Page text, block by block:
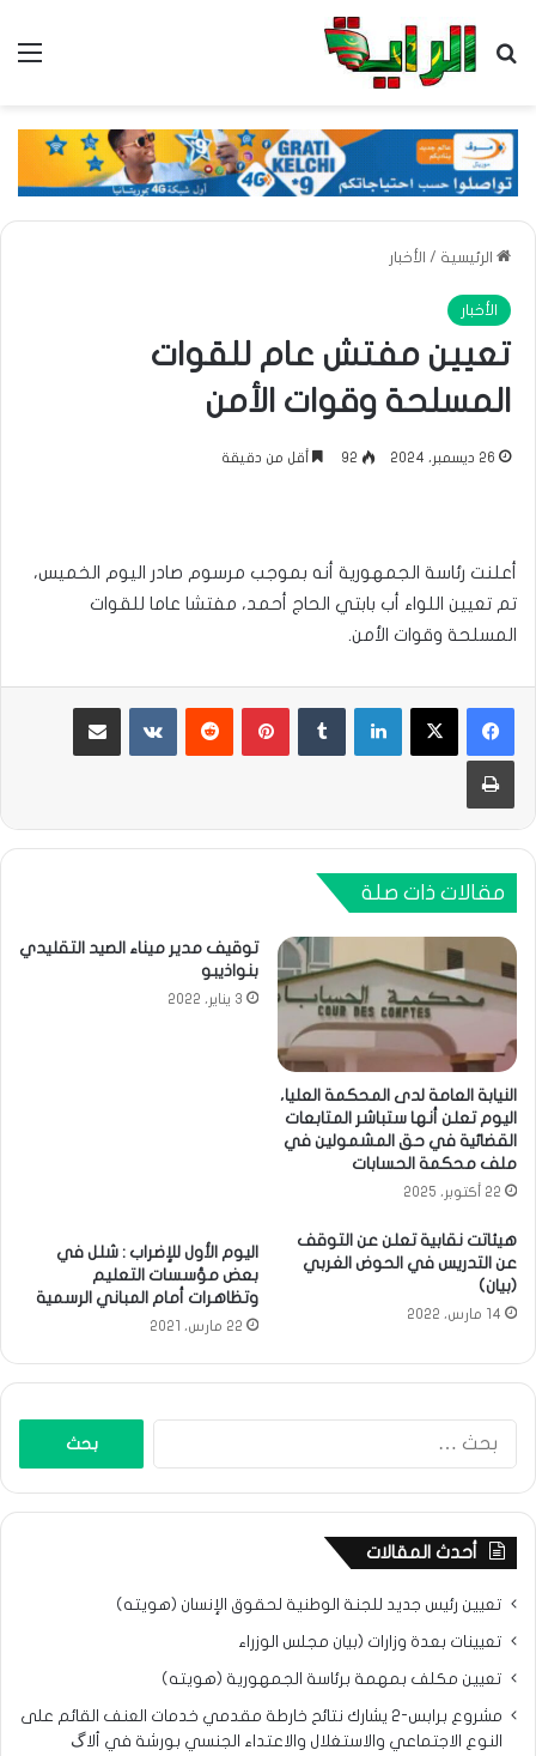
بحث عن
الرئيسية / الأخبار
الأخبار
تعيين مفتش عام للقوات
المسلحة وقوات الأمن
26 ديسمبر، 2024 92 أقل من دقيقة
أعلنت رئاسة الجمهورية أنه بموجب مرسوم صادر اليوم الخميس،
تم تعيين اللواء أب بابتي الحاج أحمد، مفتشا عاما للقوات
المسلحة وقوات الأمن.
لينكدإن بينتيريست مشاركة عبر البريد
طباعة
مقالات ذات صلة
النيابة العامة لدى المحكمة العليا،
اليوم تعلن أنها ستباشر المتابعات
القضائية في حق المشمولين في
ملف محكمة الحسابات
22 أكتوبر، 2025
توقيف مدير ميناء الصيد التقليدي
بنواذيبو
3 يناير، 2022
هيئاتت نقابية تعلن عن التوقف
عن التدريس في الحوض الغربي
(بيان)
14 مارس، 2022
اليوم الأول للإضراب : شلل في
بعض مؤسسات التعليم
وتظاهرات أمام المباني الرسمية
22 مارس، 2021
أحدث المقالات
تعيين رئيس جديد للجنة الوطنية لحقوق الإنسان (هويته)
تعيينات بعدة وزارات (بيان مجلس الوزراء
تعيين مكلف بمهمة برئاسة الجمهورية (هويته)
مشروع برابس-2 يشارك نتائح خارطة مقدمي خدمات العنف القائم على
النوع الاجتماعي والاستغلال والاعتداء الجنسي بورشة في ألاگ